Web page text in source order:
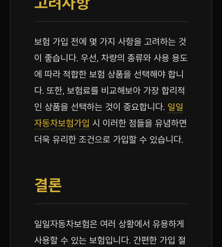
보험 가입 전에 몇 가지 사항을 고려하는 것
이 좋습니다. 우선, 차량의 종류와 사용 용도
에 따라 적합한 보험 상품을 선택해야 합니
다. 또한, 보험료를 비교해보아 가장 합리적
인 상품을 선택하는 것이 중요합니다. 일일
자동차보험가입 시 이러한 점들을 유념하면
더욱 유리한 조건으로 가입할 수 있습니다.
결론
일일자동차보험은 여러 상황에서 유용하게
사용할 수 있는 보험입니다. 간편한 가입 절